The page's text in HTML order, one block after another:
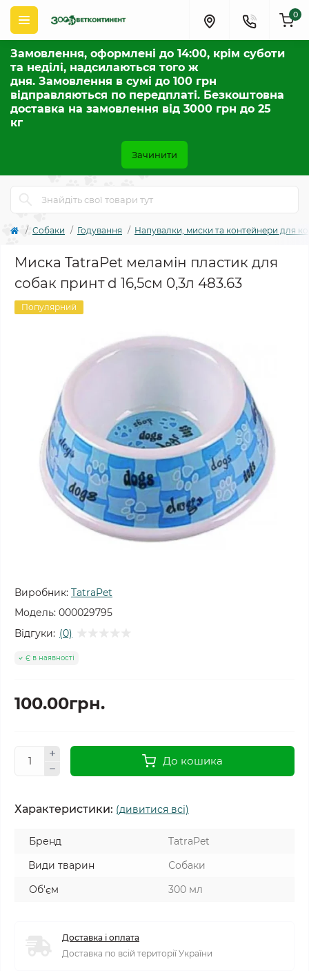
Замовлення, оформлені до 14:00, крім суботи
та неділі, надсилаються того ж
дня. Замовлення в сумі до 100 грн
відправляються по передплаті. Безкоштовна
доставка на замовлення від 3000 грн до 25
кг
Зачинити
0
Собаки Годування Напувалки, миски та контейнери для
Миска TatraPet меламін пластик для
собак принт d 16,5см 0,3л 483.63
Популярний
Виробник: TatraPet
Модель: 000029795
Відгуки: (0)
Є в наявності
100.00грн.
До кошика
Характеристики: (дивитися всі)
Бренд
TatraPet
Види тварин
Собаки
Об'єм
300 мл
Доставка і оплата
Доставка по всій території України